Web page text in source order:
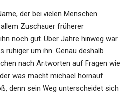
der bei vielen Menschen
Zuschauer früherer
noch gut. Über Jahre hinweg war
ruhiger um ihn. Genau deshalb
nach Antworten auf Fragen wie
was macht michael hornauf
denn sein Weg unterscheidet sich